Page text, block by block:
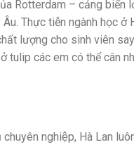
Rotterdam – cảng biển
Thực tiễn ngành học ở
lượng cho sinh viên say
tulip các em có thể cân
nghiệp, Hà Lan